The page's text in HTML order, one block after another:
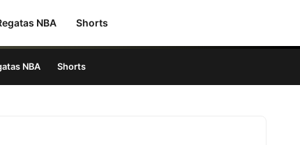
NBA Shorts
NBA Shorts